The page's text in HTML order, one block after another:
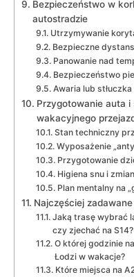
Bezpieczeństwo w
autostradzie
Utrzymywanie
Bezpieczne
Panowanie nad
Bezpieczeństwo
Awaria lub
Przygotowanie auta i
wakacyjnego
Stan techniczny
Wyposażenie
Przygotowanie
Higiena snu i
Plan mentalny na
Najczęściej
Jaką trasę wybrać
czy zjechać na S14?
O której godzinie
Łodzi w wakacje?
Które miejsca na